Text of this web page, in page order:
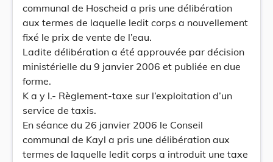
communal de Hoscheid a pris une délibération
aux termes de laquelle ledit corps a nouvellement
fixé le prix de vente de l’eau.
Ladite délibération a été approuvée par décision
ministérielle du 9 janvier 2006 et publiée en due
forme.
K a y l.- Règlement-taxe sur l’exploitation d’un
service de taxis.
En séance du 26 janvier 2006 le Conseil
communal de Kayl a pris une délibération aux
termes de laquelle ledit corps a introduit une taxe